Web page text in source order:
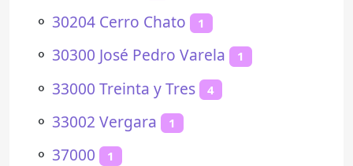
⚬ 30204 Cerro Chato 1
⚬ 30300 José Pedro Varela 1
⚬ 33000 Treinta y Tres 4
⚬ 33002 Vergara 1
⚬ 37000 1